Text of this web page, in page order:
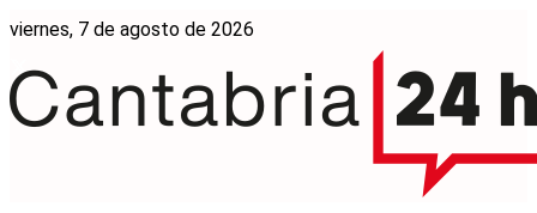
viernes, 7 de agosto de 2026